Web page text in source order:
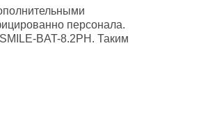
персонала.
BAT-8.2PH. Таким